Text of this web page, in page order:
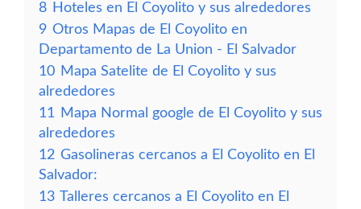
8 Hoteles en El Coyolito y sus alrededores
9 Otros Mapas de El Coyolito en
Departamento de La Union - El Salvador
10 Mapa Satelite de El Coyolito y sus
alrededores
11
Mapa Normal google de El Coyolito y sus
alrededores
12 Gasolineras cercanos a El Coyolito en El
Salvador:
13 Talleres cercanos a El Coyolito en El